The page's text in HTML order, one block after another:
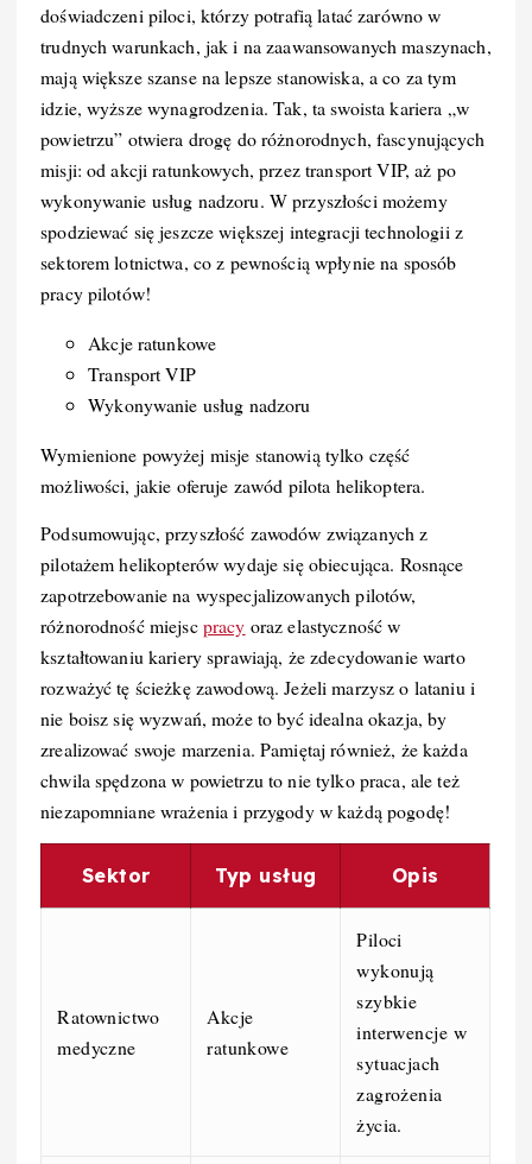
doświadczeni piloci, którzy potrafią latać zarówno w
trudnych warunkach, jak i na zaawansowanych maszynach,
mają większe szanse na lepsze stanowiska, a co za tym
idzie, wyższe wynagrodzenia. Tak, ta swoista kariera „w
powietrzu” otwiera drogę do różnorodnych, fascynujących
misji: od akcji ratunkowych, przez transport VIP, aż po
wykonywanie usług nadzoru. W przyszłości możemy
spodziewać się jeszcze większej integracji technologii z
sektorem lotnictwa, co z pewnością wpłynie na sposób
pracy pilotów!
Akcje ratunkowe
Transport VIP
Wykonywanie usług nadzoru
Wymienione powyżej misje stanowią tylko część
możliwości, jakie oferuje zawód pilota helikoptera.
Podsumowując, przyszłość zawodów związanych z
pilotażem helikopterów wydaje się obiecująca. Rosnące
zapotrzebowanie na wyspecjalizowanych pilotów,
różnorodność miejscpracy oraz elastyczność w
kształtowaniu kariery sprawiają, że zdecydowanie warto
rozważyć tę ścieżkę zawodową. Jeżeli marzysz o lataniu i
nie boisz się wyzwań, może to być idealna okazja, by
zrealizować swoje marzenia. Pamiętaj również, że każda
chwila spędzona w powietrzu to nie tylko praca, ale też
niezapomniane wrażenia i przygody w każdą pogodę!
Sektor Typ usług Opis
Ratownictwo
medyczne
Akcje
ratunkowe
Piloci
wykonują
szybkie
interwencje w
sytuacjach
zagrożenia
życia.